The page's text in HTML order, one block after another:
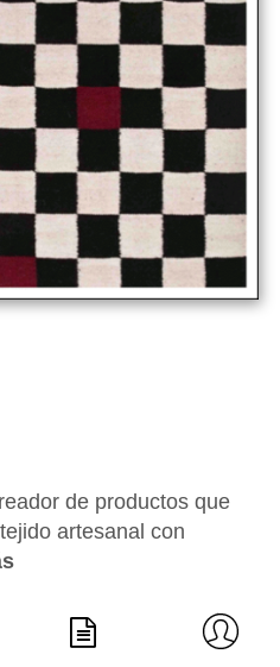
de productos que
artesanal con